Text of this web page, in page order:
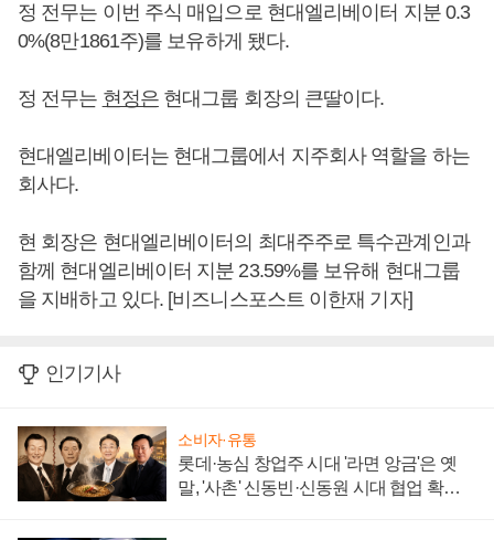
정 전무는 이번 주식 매입으로 현대엘리베이터 지분 0.3
0%(8만1861주)를 보유하게 됐다.
정 전무는 현정은현대그룹 회장의 큰딸이다.
현대엘리베이터는 현대그룹에서 지주회사 역할을 하는
회사다.
현 회장은 현대엘리베이터의 최대주주로 특수관계인과
함께 현대엘리베이터 지분 23.59%를 보유해 현대그룹
을 지배하고 있다. [비즈니스포스트 이한재 기자]
인기기사
소비자·유통
롯데·농심 창업주 시대 '라면 앙금'은 옛
말, '사촌' 신동빈·신동원 시대 협업 확대